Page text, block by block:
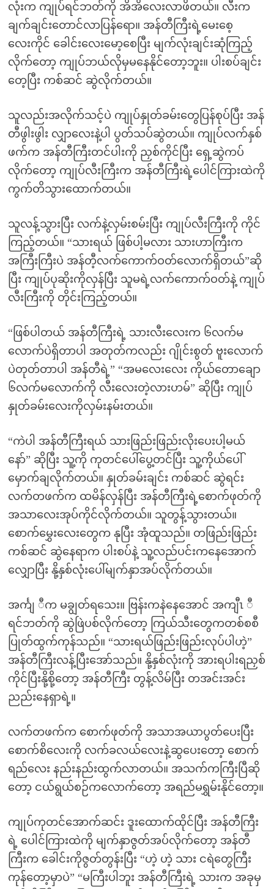
လုံးက ကျုပ်ရင်ဘတ်ကို အိအိလေးလာဖိတယ်။ လီးက
ချက်ချင်းတောင်လာပြန်ရော။ အန်တီကြီးရဲ့မေးစေ့
လေးကိုင် ခေါင်းလေးမော့စေပြီး မျက်လုံးချင်းဆုံကြည့်
လိုက်တော့ ကျုပ်ဘယ်လိုမှမနေနိုင်တော့ဘူး။ ပါးစပ်ချင်း
တေ့ပြီး ကစ်ဆင် ဆွဲလိုက်တယ်။
သူလည်းအလိုက်သင့်ပဲ ကျုပ်နှုတ်ခမ်းတွေပြန်စုပ်ပြီး အန်
တီဖွါးဖွါး လျှာလေးနဲ့ပါ ပွတ်သပ်ဆွဲတယ်။ ကျုပ်လက်နှစ်
ဖက်က အန်တီကြီးတင်ပါးကို ညှစ်ကိုင်ပြီး ရှေ့ဆွဲကပ်
လိုက်တော့ ကျုပ်လီးကြီးက အန်တီကြီးရဲ့ပေါင်ကြားထဲကို
ကွက်တိသွားထောက်တယ်။
သူလန့်သွားပြီး လက်နဲ့လှမ်းစမ်းပြီး ကျုပ်လီးကြီးကို ကိုင်
ကြည့်တယ်။ “သားရယ် ဖြစ်ပါ့မလား သားဟာကြီးက
အကြီးကြီးပဲ အန်တီ့လက်ကောက်ဝတ်လောက်ရှိတယ်”ဆို
ပြီး ကျုပ်ပုဆိုးကိုလှန်ပြီး သူမရဲ့လက်ကောက်ဝတ်နဲ့ ကျုပ်
လီးကြီးကို တိုင်းကြည့်တယ်။
“ဖြစ်ပါတယ် အန်တီကြီးရဲ့ သားလီးလေးက ၆လက်မ
လောက်ပဲရှိတာပါ အတုတ်ကလည်း ဂျိုင်းစွတ် ဗူးလောက်
ပဲတုတ်တာပါ အန်တီရဲ့” “အမလေးလေး ကိုယ်တောချော
၆လက်မလောက်ကို လီးလေးတဲ့လားဟမ်” ဆိုပြီး ကျုပ်
နှုတ်ခမ်းလေးကိုလှမ်းနမ်းတယ်။
“ကဲပါ အန်တီကြီးရယ် သားဖြည်းဖြည်းလိုးပေးပါ့မယ်
နော်” ဆိုပြီး သူ့ကို ကုတင်ပေါ်ပွေ့တင်ပြီး သူ့ကိုယ်ပေါ်
မှောက်ချလိုက်တယ်။ နှုတ်ခမ်းချင်း ကစ်ဆင် ဆွဲရင်း
လက်တဖက်က ထမိန်လှန်ပြီး အန်တီကြီးရဲ့စောက်ဖုတ်ကို
အသာလေးအုပ်ကိုင်လိုက်တယ်။ သူတွန့်သွားတယ်။
စောက်မွှေးလေးတွေက နုပြီး အုံထူသည်။ တဖြည်းဖြည်း
ကစ်ဆင် ဆွဲနေရာက ပါးစပ်နဲ့ သူ့လည်ပင်းကနေအောက်
လျှောပြီး နို့နှစ်လုံးပေါ်မျက်နှာအပ်လိုက်တယ်။
အင်္ကျ ီက မချွတ်ရသေး။ ဗြန်းကနဲနေအောင် အကျီၤ ီ
ရင်ဘတ်ကို ဆွဲဖြဲပစ်လိုက်တော့ ကြယ်သီးတွေကတစ်စစီ
ပြုတ်ထွက်ကုန်သည်။ “သားရယ်ဖြည်းဖြည်းလုပ်ပါဟဲ့”
အန်တီကြီးလန့်ပြီးအော်သည်။ နို့နှစ်လုံးကို အားရပါးရညှစ်
ကိုင်ပြီးနို့စို့တော့ အန်တီကြီး တွန့်လိမ်ပြီး တအင်းအင်း
ညည်းနေရှာရဲ့။
လက်တဖက်က စောက်ဖုတ်ကို အသာအယာပွတ်ပေးပြီး
စောက်စိလေးကို လက်ခလယ်လေးနဲ့ဆွပေးတော့ စောက်
ရည်လေး နည်းနည်းထွက်လာတယ်။ အသက်ကကြီးပြီဆို
တော့ ငယ်ရွယ်စဉ်ကလောက်တော့ အရည်မရွှမ်းနိုင်တော့။
ကျုပ်ကုတင်အောက်ဆင်း ဒူးထောက်ထိုင်ပြီး အန်တီကြီး
ရဲ့ ပေါင်ကြားထဲကို မျက်နှာဇွတ်အပ်လိုက်တော့ အန်တီ
ကြီးက ခေါင်းကိုဇွတ်တွန်းပြီး “ဟဲ့ ဟဲ့ သား ငရဲတွေကြီး
ကုန်တော့မှာပဲ” “မကြီးပါဘူး အန်တီကြီးရဲ့ သားက အခုမှ